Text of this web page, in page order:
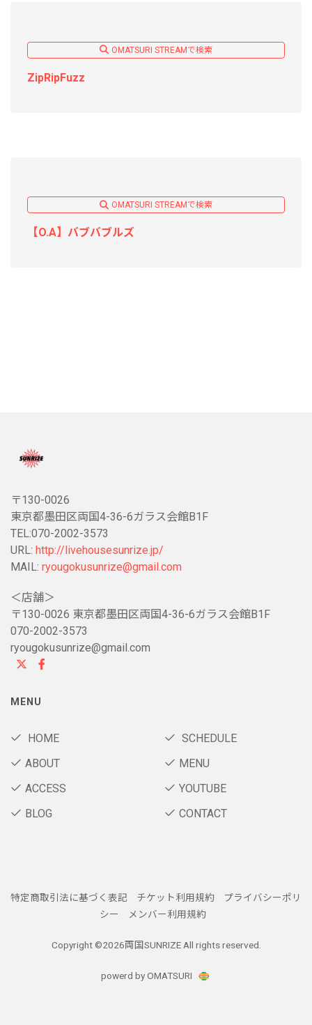
OMATSURI STREAMで検索
ZipRipFuzz
OMATSURI STREAMで検索
【O.A】バブバブルズ
〒130-0026
東京都墨田区両国4-36-6ガラス会館B1F
TEL:070-2002-3573
URL: http://livehousesunrize.jp/
MAIL: ryougokusunrize@gmail.com
＜店舗＞
〒130-0026 東京都墨田区両国4-36-6ガラス会館B1F
070-2002-3573
ryougokusunrize@gmail.com
MENU
HOME
SCHEDULE
ABOUT
MENU
ACCESS
YOUTUBE
BLOG
CONTACT
特定商取引法に基づく表記 チケット利用規約
プライバシーポリ
シー
メンバー利用規約
Copyright ©2026両国SUNRIZE All rights reserved.
powerd by OMATSURI